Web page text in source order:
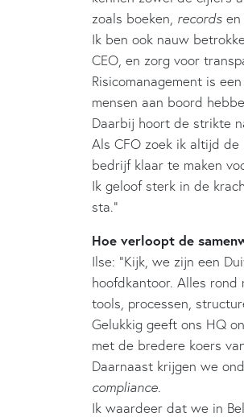
zoals boeken, records en
Ik ben ook nauw
CEO, en zorg voor
Risicomanagement is
mensen aan boord
Daarbij hoort de strikte
Als CFO zoek ik altijd
bedrijf klaar te maken
Ik geloof sterk in de
sta.”
Hoe verloopt de
Ilse: “Kijk, we zijn een
hoofdkantoor. Alles rond
tools, processen,
Gelukkig geeft ons HQ
met de bredere koers
Daarnaast krijgen we
compliance.
Ik waardeer dat we in